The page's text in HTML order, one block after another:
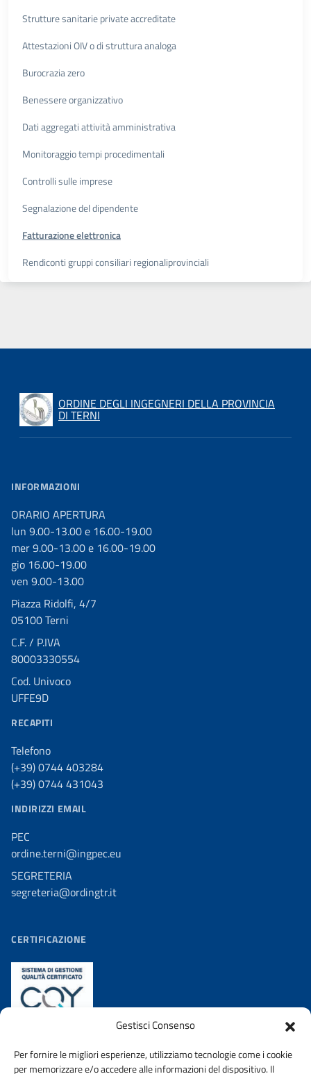
Gestisci Consenso
Per fornire le migliori esperienze, utilizziamo tecnologie come i cookie
per memorizzare e/o accedere alle informazioni del dispositivo. Il
Strutture sanitarie private accreditate
Attestazioni OIV o di struttura analoga
Burocrazia zero
Benessere organizzativo
Dati aggregati attività amministrativa
Monitoraggio tempi procedimentali
Controlli sulle imprese
Segnalazione del dipendente
Fatturazione elettronica
Rendiconti gruppi consiliari regionaliprovinciali
ORDINE DEGLI INGEGNERI DELLA PROVINCIA
DI TERNI
INFORMAZIONI
ORARIO APERTURA
lun 9.00-13.00 e 16.00-19.00
mer 9.00-13.00 e 16.00-19.00
gio 16.00-19.00
ven 9.00-13.00
Piazza Ridolfi, 4/7
05100 Terni
C.F. / P.IVA
80003330554
Cod. Univoco
UFFE9D
RECAPITI
Telefono
(+39) 0744 403284
(+39) 0744 431043
INDIRIZZI EMAIL
PEC
ordine.terni@ingpec.eu
SEGRETERIA
segreteria@ordingtr.it
CERTIFICAZIONE